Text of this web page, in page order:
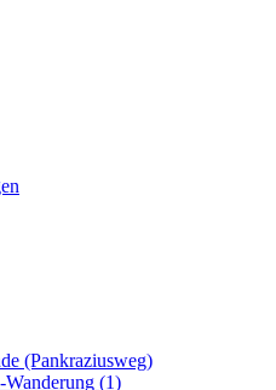
(Pankraziusweg)
(1)